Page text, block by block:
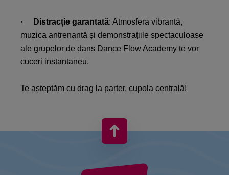
· Distracție garantată: Atmosfera vibrantă,
muzica antrenantă și demonstrațiile spectaculoase
ale grupelor de dans Dance Flow Academy te vor
cuceri instantaneu.​
Te așteptăm cu drag la parter, cupola centrală!